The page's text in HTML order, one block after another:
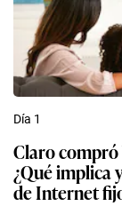
Día 1
Claro compró
¿Qué implica
de Internet